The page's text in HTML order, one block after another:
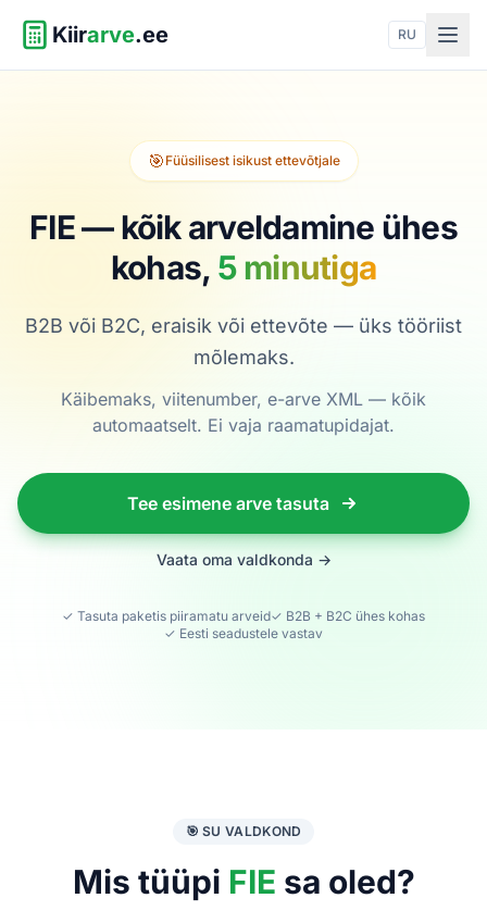
Kiirarve.ee RU
🎯 Füüsilisest isikust ettevõtjale
FIE — kõik arveldamine ühes
kohas, 5 minutiga
B2B või B2C, eraisik või ettevõte — üks tööriist
mõlemaks.
Käibemaks, viitenumber, e-arve XML — kõik
automaatselt. Ei vaja raamatupidajat.
Tee esimene arve tasuta
Vaata oma valdkonda →
✓ Tasuta paketis piiramatu arveid✓ B2B + B2C ühes kohas
✓ Eesti seadustele vastav
🎯 SU VALDKOND
Mis tüüpi FIE sa oled?